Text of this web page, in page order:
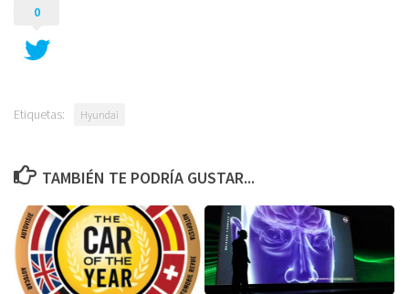
0
Etiquetas: Hyundai
TAMBIÉN TE PODRÍA GUSTAR...